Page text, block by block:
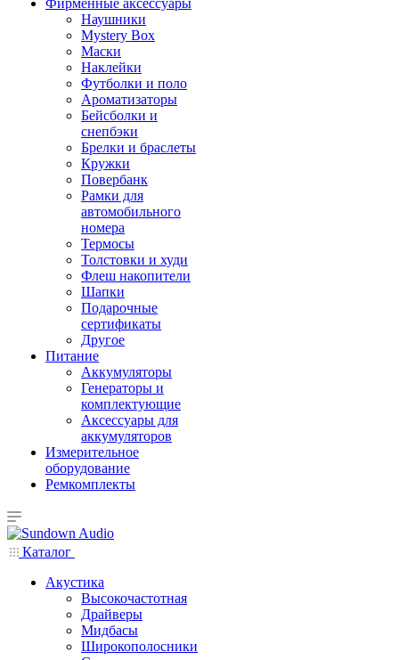
Фирменные аксессуары
Наушники
Mystery Box
Маски
Наклейки
Футболки и поло
Ароматизаторы
Бейсболки и
снепбэки
Брелки и браслеты
Кружки
Повербанк
Рамки для
автомобильного
номера
Термосы
Толстовки и худи
Флеш накопители
Шапки
Подарочные
сертификаты
Другое
Питание
Аккумуляторы
Генераторы и
комплектующие
Аксессуары для
аккумуляторов
Измерительное
оборудование
Ремкомплекты
Каталог
Акустика
Высокочастотная
Драйверы
Мидбасы
Широкополосники